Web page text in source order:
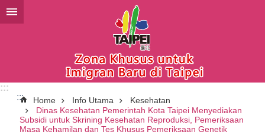
Lompat ke blok konten utama
:::
:::
Home Info Utama
Kesehatan
Dinas Kesehatan Pemerintah Kota Taipei Menyediakan
Subsidi untuk Skrining Kesehatan Reproduksi, Pemeriksaan
Masa Kehamilan dan Tes Khusus Pemeriksaan Genetik